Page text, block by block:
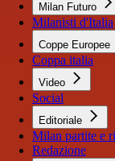
Milan Futuro
Milanisti d'Italia
Coppe Europee
Coppa italia
Video
Social
Editoriale
Milan partite e
Redazione